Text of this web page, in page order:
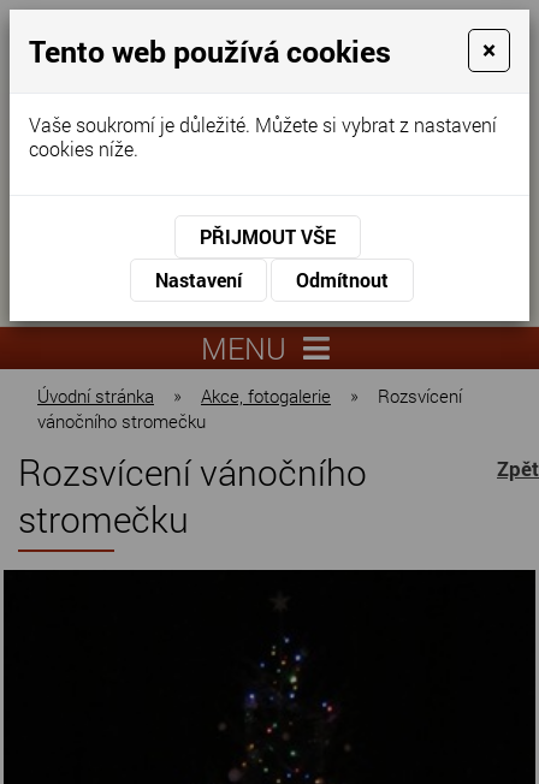
prohlídka
KONTAKTUJTE NÁS
KONTAKTUJTE NÁS
551
lysa.cz
MENU
Úvodní stránka » Akce, fotogalerie »
Rozsvícení
vánočního stromečku
Rozsvícení vánočního
stromečku
Zpět
Tento web používá cookies ×
Vaše soukromí je důležité. Můžete si vybrat z nastavení
cookies níže.
PŘIJMOUT VŠE
Nastavení
Odmítnout